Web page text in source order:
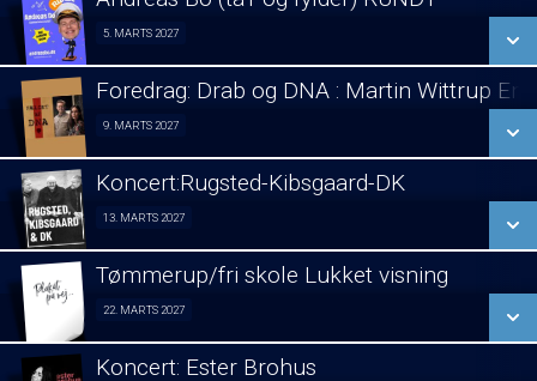
LÆS MERE
5. MARTS 2027
LÆS MERE
Foredrag: Drab og DNA : Martin Wittrup
9. MARTS 2027
LÆS MERE
Koncert:Rugsted-Kibsgaard-DK
13. MARTS 2027
LÆS MERE
Tømmerup/fri skole Lukket visning
22. MARTS 2027Lukket visning 22/03
Koncert: Ester Brohus